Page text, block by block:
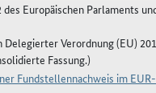
Europäischen Parlaments
Verordnung (EU)
Fassung.)
Fundstellennachweis im